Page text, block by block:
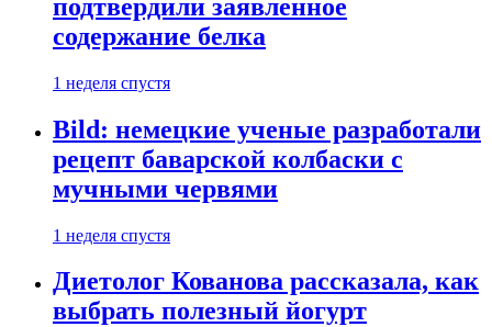
подтвердили заявленное
содержание белка
1 неделя спустя
Bild: немецкие ученые разработали
рецепт баварской колбаски с
мучными червями
1 неделя спустя
Диетолог Кованова рассказала, как
выбрать полезный йогурт